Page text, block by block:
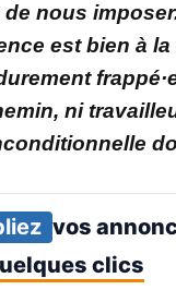
nous
est bien à
ni
vos
clics